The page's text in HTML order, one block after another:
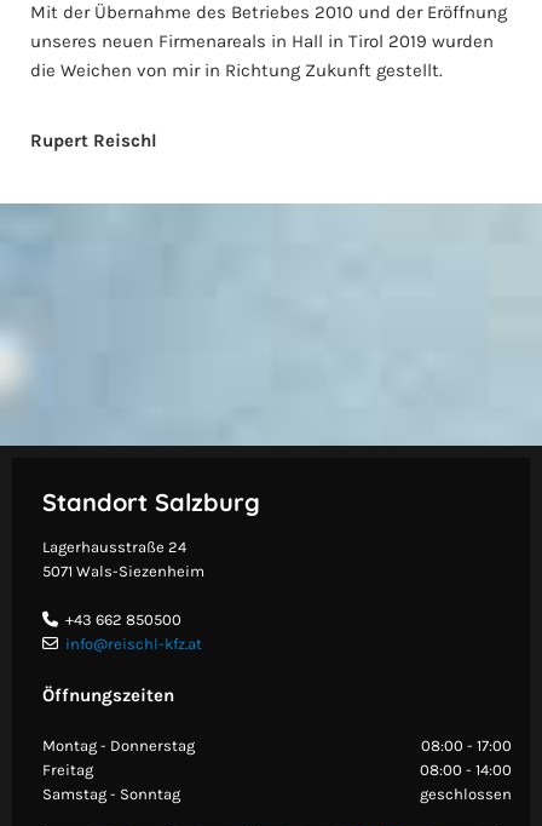
Mit der Übernahme des Betriebes 2010 und der Eröffnung
unseres neuen Firmenareals in Hall in Tirol 2019 wurden
die Weichen von mir in Richtung Zukunft gestellt.
Rupert Reischl
Standort Salzburg
Lagerhausstraße 24
5071 Wals-Siezenheim
 +43 662 850500
 info@reischl-kfz.at
Öffnungszeiten
Montag - Donnerstag
08:00 - 17:00
Freitag
08:00 - 14:00
Samstag - Sonntag
geschlossen